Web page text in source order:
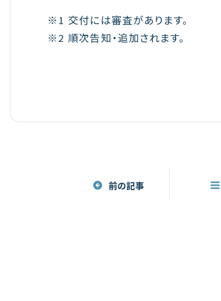
※1 交付には審査があります。
※2 順次告知・追加されます。
前の記事